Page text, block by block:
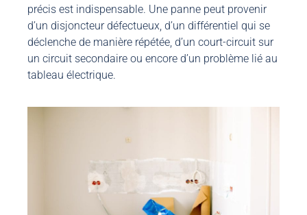
précis est indispensable. Une panne peut provenir
d’un disjoncteur défectueux, d’un différentiel qui se
déclenche de manière répétée, d’un court-circuit sur
un circuit secondaire ou encore d’un problème lié au
tableau électrique.